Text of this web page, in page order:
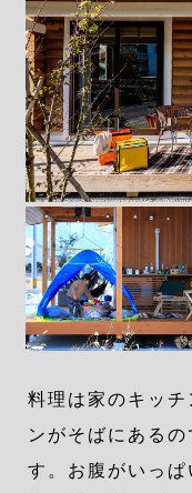
料理は家のキッ
ンがそばにある
す。お腹がいっ